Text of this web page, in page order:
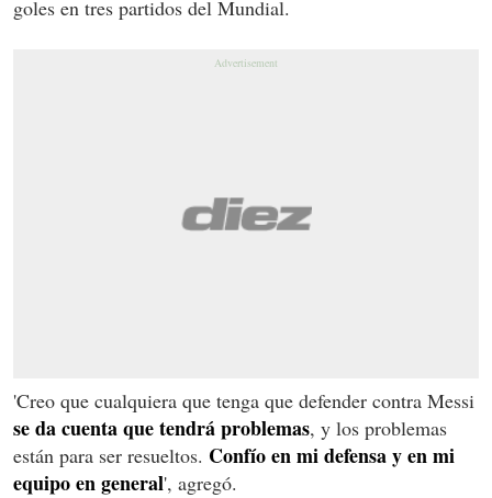
goles en tres partidos del Mundial.
'Creo que cualquiera que tenga que defender contra Messi
se da cuenta que tendrá problemas, y los problemas
están para ser resueltos. Confío en mi defensa y en mi
equipo en general', agregó.